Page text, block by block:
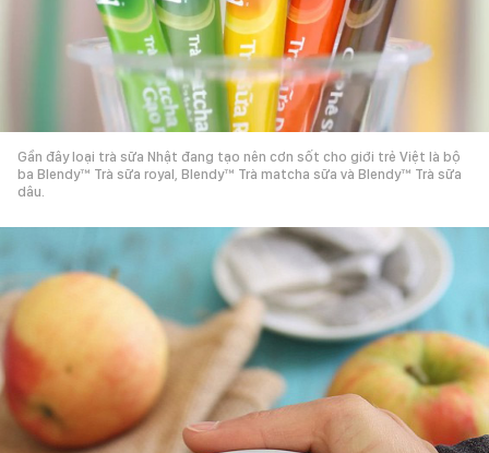
Gần đây loại trà sữa Nhật đang tạo nên cơn sốt cho giới trẻ Việt là bộ
ba Blendy™ Trà sữa royal, Blendy™ Trà matcha sữa và Blendy™ Trà sữa
dâu.